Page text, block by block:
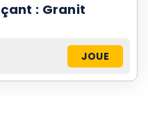
: Granit
JOUE